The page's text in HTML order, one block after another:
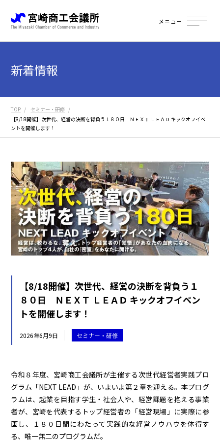
メニュー
新着情報
TOP
セミナー・研修
【8/18開催】次世代、経営の決断を背負う１８０日 ＮＥＸＴ ＬＥＡＤ キックオフイベ
ントを開催します！
【8/18開催】次世代、経営の決断を背負う１
８０日 ＮＥＸＴ ＬＥＡＤ キックオフイベン
トを開催します！
2026年6月9日 セミナー・研修
令和８年度、宮崎商工会議所が主催する次世代経営者実践プロ
グラム「NEXT LEAD」が、いよいよ第２章を迎える。本プログ
ラムは、起業を目指す学生・社会人や、経営課題を抱える事業
者が、宮崎を代表するトップ経営者の「経営現場」に実際に参
画し、１８０日間にわたって実践的な経営ノウハウを体得す
る、唯一無二のプログラムだ。